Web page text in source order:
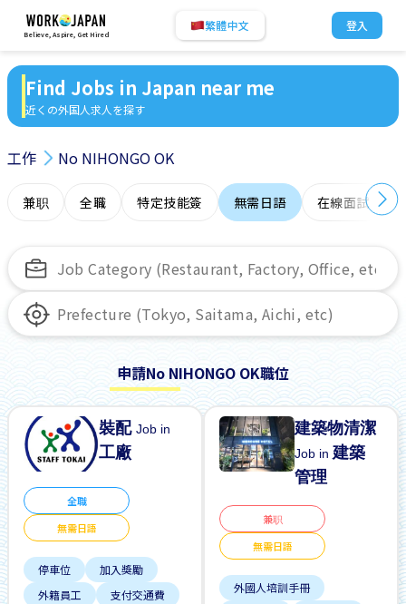
Believe, Aspire, Get Hired
繁體中文 登入
Find Jobs in Japan near me
近くの外国人求人を探す
工作 No NIHONGO OK
兼职 全職 特定技能簽 無需日語 在線面試
申請No NIHONGO OK職位
裝配Job in
工廠
全職
無需日語
停車位
加入獎勵
外籍員工
支付交通費
建築物清潔
Job in 建築
管理
兼职
無需日語
外國人培訓手冊